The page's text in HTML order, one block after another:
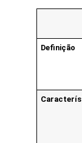
Definição